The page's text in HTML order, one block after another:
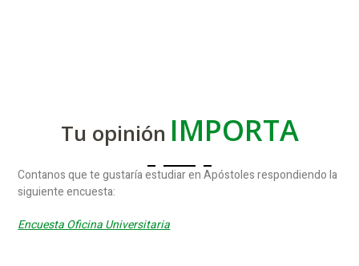
Tu opinión IMPORTA
Contanos que te gustaría estudiar en Apóstoles respondiendo la
siguiente encuesta:
Encuesta Oficina Universitaria